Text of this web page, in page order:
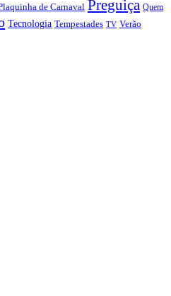
de Carnaval Preguiça Quem
Tecnologia Tempestades TV Verão